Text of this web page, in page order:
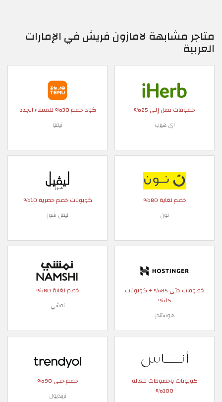
متاجر مشابهة لامازون فريش في الإمارات
العربية
خصومات تصل إلى 25%
اي هيرب
كود خصم 30% للعملاء الجدد
تيمو
خصم لغاية 80%
نون
كوبونات خصم حصرية 10%
ليفل شوز
خصومات حتى 85% + كوبونات
15%
هوستنجر
خصم لغاية 80%
نمشي
كوبونات وخصومات فعالة
100%
خصم حتى 90%
ترينديول